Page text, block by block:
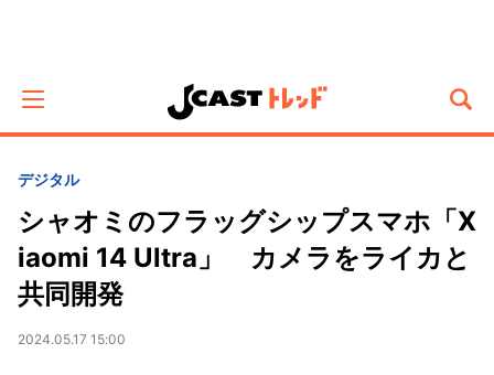
デジタル
シャオミのフラッグシップスマホ「X
iaomi 14 Ultra」 カメラをライカと
共同開発
2024.05.17 15:00